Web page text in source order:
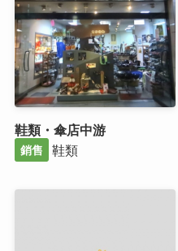
鞋類・傘店中游
銷售 鞋類